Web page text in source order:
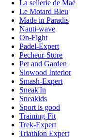
La sellerie de Maé
Le Motard Bleu
Made in Paradis
Nauti-wave
On-Fight
Padel-Expert
Pecheur-Store
Pet and Garden
Slowood Interior
Smash-Expert
Sneak'In
Sneakids
Sport is good
Training-Fit
Trek-Expert
Triathlon Expert